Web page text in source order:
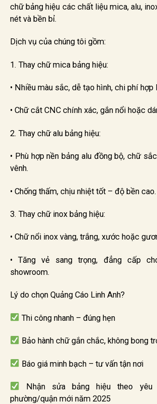
chữ bảng hiệu các chất liệu mica, alu,
nét và bền bỉ.
Dịch vụ của chúng tôi gồm:
1. Thay chữ mica bảng hiệu:
• Nhiều màu sắc, dễ tạo hình, chi phí hợp
• Chữ cắt CNC chính xác, gắn nổi hoặc
2. Thay chữ alu bảng hiệu:
• Phù hợp nền bảng alu đồng bộ, chữ
vênh.
• Chống thấm, chịu nhiệt tốt – độ bền cao.
3. Thay chữ inox bảng hiệu:
• Chữ nổi inox vàng, trắng, xước hoặc
• Tăng vẻ sang trọng, đẳng cấp
showroom.
Lý do chọn Quảng Cáo Linh Anh?
Thi công nhanh – đúng hẹn
Bảo hành chữ gắn chắc, không bong
Báo giá minh bạch – tư vấn tận nơi
Nhận sửa bảng hiệu theo yêu
phường/quận mới năm 2025